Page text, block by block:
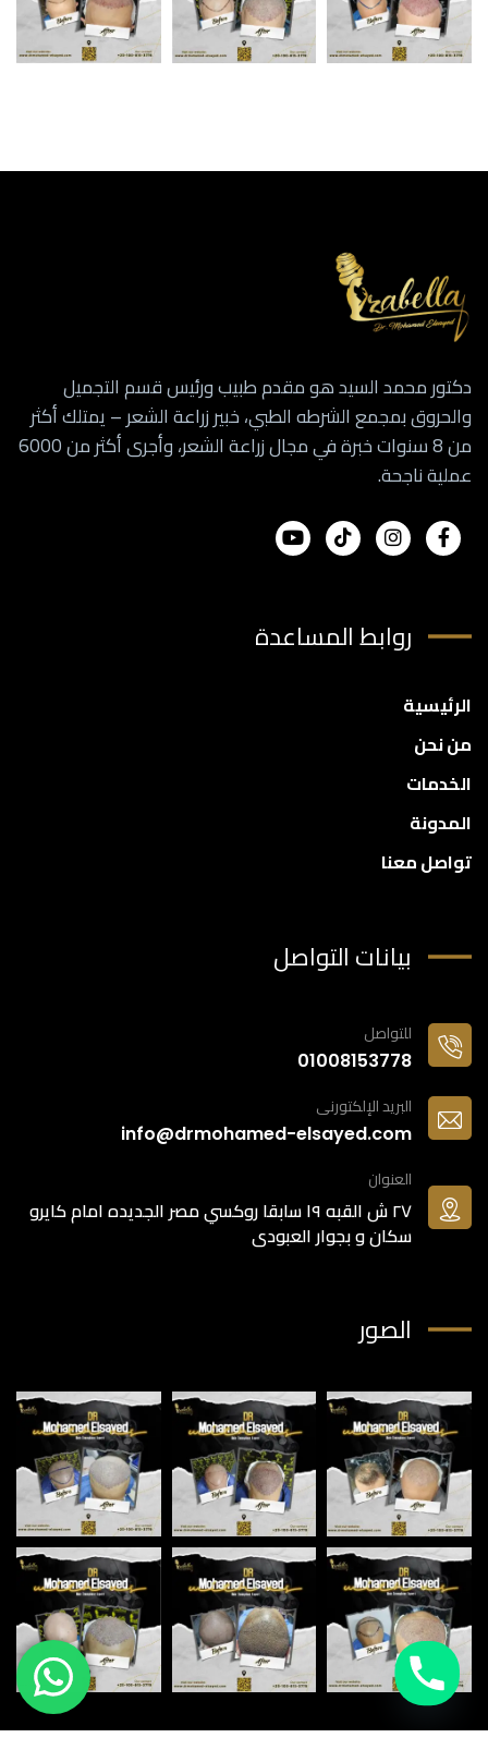
دكتور محمد السيد هو مقدم طبيب ورئيس قسم التجميل
والحروق بمجمع الشرطه الطبي، خبير زراعة الشعر – يمتلك أكثر
من 8 سنوات خبرة في مجال زراعة الشعر، وأجرى أكثر من 6000
عملية ناجحة.
روابط المساعدة
الرئيسية
من نحن
الخدمات
المدونة
تواصل معنا
بيانات التواصل
للتواصل
01008153778
البريد الإلكتورنى
info@drmohamed-elsayed.com
العنوان
٢٧ ش القبه ١٩ سابقا روكسي مصر الجديده امام كايرو
سكان و بجوار العبودى
الصور